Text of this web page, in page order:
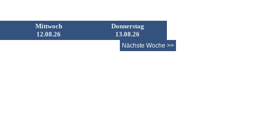
Mittwoch
12.08.26
Donnerstag
13.08.26
Nächste Woche >>